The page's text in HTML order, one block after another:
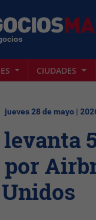
CIUDADES
jueves 28 de mayo |
levanta